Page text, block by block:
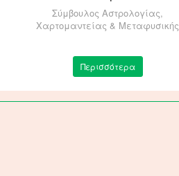
Σύμβουλος Αστρολογίας,
Χαρτομαντείας & Μεταφυσικής
Περισσότερα